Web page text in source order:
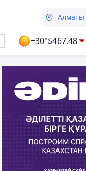
Алматы
+30°$467.48